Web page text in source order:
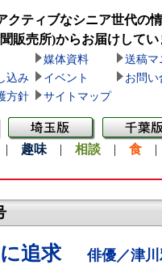
クティブなシニア世代の
販売所)からお届けしてい
媒体資料
送稿マ
込み
イベント
お問い
方針
サイトマップ
| 趣味 | 相談 | 食
追求 俳優／津